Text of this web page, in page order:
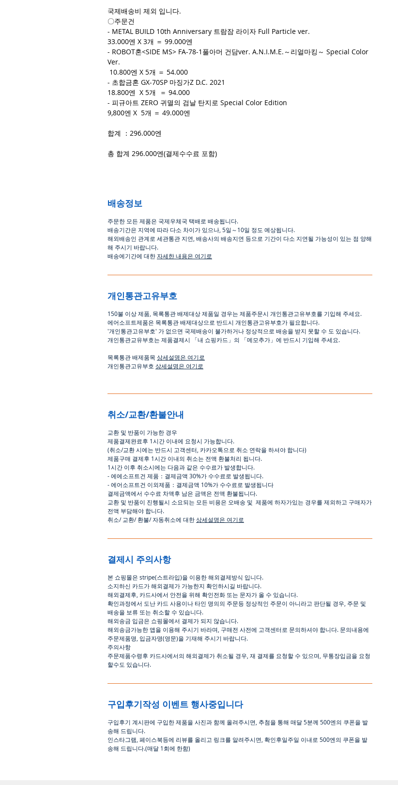
국제배송비 제외 입니다.
〇주문건
- METAL BUILD 10th Anniversary 트람잠 라이자 Full Particle ver.
33.000엔 X 3개 ＝ 99.000엔
- ROBOT혼<SIDE MS> FA-78-1풀아머 건담ver. A.N.I.M.E.～리얼마킹～ Special Color
Ver.
10.800엔 X 5개 ＝ 54.000
- 초합금혼 GX-70SP 마징가Z D.C. 2021
18.800엔 X 5개 ＝ 94.000
- 피규아트 ZERO 귀멸의 검날 탄지로 Special Color Edition
9,800엔 X 5개 ＝ 49.000엔
합계 ：296.000엔
총 합계 296.000엔(결제수수료 포함)
배송정보
주문한 모든 제품은 국제우체국 택배로 배송됩니다.
배송기간은 지역에 따라 다소 차이가 있으나 5일～10일 정도 예상됩니다.
해외배송인 관계로 세관통관 지연, 배송사의 배송지연 등으로 기간이 다소 지연될 가능성이 있는 점 양해
해 주시기 바랍니다.
배송에기간에 대한자세한 내용은 여기로
개인통관고유부호
150불 이상 제품 목록통관 배제대상 제품일 경우는 제품주문시 개인통관고유부호를 기입해 주세요.
에어소프트제품은 목록통관 배제대상으로 반드시 개인통관고유부호가 필요합니다.
'개인통관고유부호' 가 없으면 국제배송이 불가하거나 정상적으로 배송을 받지 못할 수 도 있습니다.
개인통관교유부호는 제품결제시
「내 쇼핑카드 」 의 「메모추가 」 에 반드시 기입해 주세요.
목록통관 배제품목 상세설명은 여기로
개인통관고유부호 상세설명은 여기로
취소/교환/환불안내
교환 및 반품이 가능한 경우
제품결제완료후 1시간 이내에 요청시 가능합니다.
(취소/교환 시에는 반드시 고객센터 카카오톡으로 취소 연락을 하셔야 합니다)
제품구매 결제후 1시간 이내의 취소는 전액 환불처리 됩니다.
1시간 이후 취소시에는 다음과 같은 수수료가 발생합니다.
-에에소프트건 제품 ： 결제금액 30%가 수수료로 발생됩니다.
-에어소프트건 이외제품 ： 결제금액 10%가 수수료로 발생됩니다
결제금액에서 수수료 차액후 남은 금액은 전액 환불됩니다.
교환 및 반품이 진행될시 소요되는 모든 비용은 오배송 및 제품에 하자가있는 경우를 제외하고 구매자가
전액 부담해야 합니다.
취소/ 교환/환불/자동취소에 대한상세설명은 여기로
결제시 주의사항
본 쇼핑몰은 stripe(스트라입)을 이용한 해외결제방식 입니다.
소지하신 카드가 해외결제가 가능한지 확인하시길 바랍니다.
해외결제후, 카드사에서 안전을 위해 확인전화 또는 문자가 올 수 있습니다.
확인과정에서 도난 카드 사용이나 타인 명의의 주문등 정상적인 주문이 아니라고 판단될 경우, 주문 및
배송을 보류 또는 취소할 수 있습니다.
해외송금 입금은 쇼핑몰에서 결제가 되지 않습니다.
해외송금가능한 앱을 이용해 주시기 바라며, 구매전 사전에 고객센터로 문의하셔야 합니다. 문의내용에
주문제품명, 입금자명(영문)을 기재해 주시기 바랍니다.
주의사항
주문제품수령후 카드사에서의 해외결제가 취소될 경우, 재 결제를 요청할 수 있으며, 무통장입금을 요청
할수도 있습니다.
구입후기작성 이벤트 행사중입니다
구입후기 계시판에 구입한 제품을 사진과 함께 올려주시면 추첨을 통해 매달5분께 500엔의 쿠폰을 발
송해 드립니다.
인스타그램 페이스북등에 리뷰를 올리고 링크를 알려주시면, 확인후일주일 이내로 500엔의 쿠폰을 발
송해 드립니다.(매달 1회에 한함)